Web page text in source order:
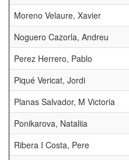
Moreno Velaure, Xavier
Noguero Cazorla, Andreu
Perez Herrero, Pablo
Piqué Vericat, Jordi
Planas Salvador, M Victoria
Ponikarova, Nataliia
Ribera I Costa, Pere